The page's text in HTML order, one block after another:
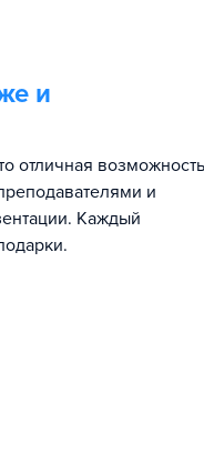
и
отличная возможность
и
Каждый